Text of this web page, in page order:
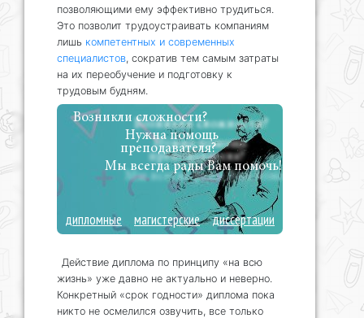
позволяющими ему эффективно трудиться.
Это позволит трудоустраивать компаниям
лишь компетентных и современных
специалистов, сократив тем самым затраты
на их переобучение и подготовку к
трудовым будням.
Возникли сложности?
Нужна помощь
преподавателя?
Мы всегда рады Вам помочь!
дипломные магистерские диссертации
Действие диплома по принципу «на всю
жизнь» уже давно не актуально и неверно.
Конкретный «срок годности» диплома пока
никто не осмелился озвучить, все только